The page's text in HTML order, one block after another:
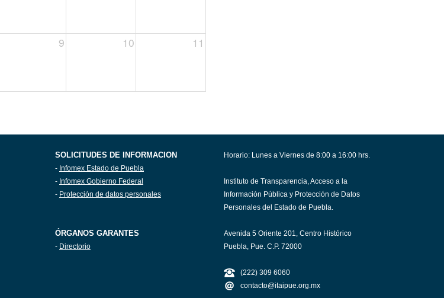
9 10 11
SOLICITUDES DE INFORMACION
- Infomex Estado de Puebla
- Infomex Gobierno Federal
- Protección de datos personales
ÓRGANOS GARANTES
- Directorio
Horario: Lunes a Viernes de 8:00 a 16:00 hrs.
Instituto de Transparencia, Acceso a la
Información Pública y Protección de Datos
Personales del Estado de Puebla.
Avenida 5 Oriente 201, Centro Histórico
Puebla, Pue. C.P. 72000
(222) 309 6060
contacto@itaipue.org.mx